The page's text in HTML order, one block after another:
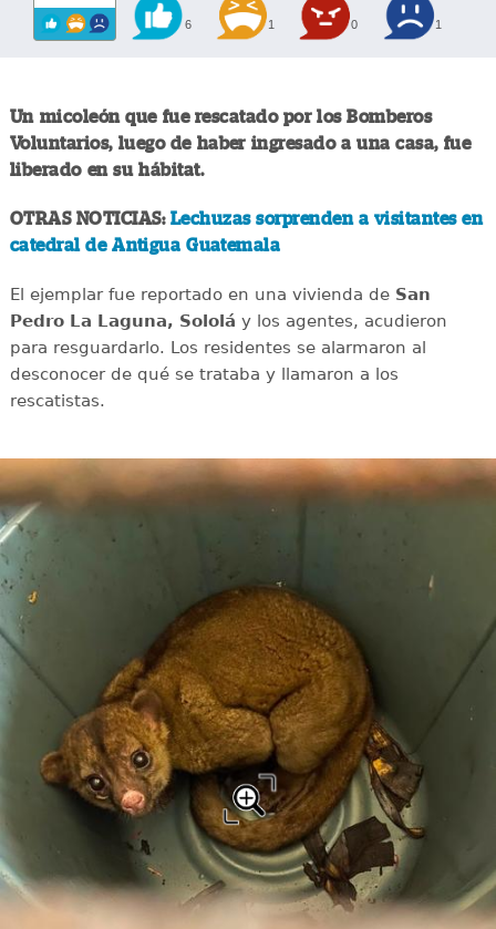
6 1 0 1
Un micoleón que fue rescatado por los Bomberos
Voluntarios, luego de haber ingresado a una casa, fue
liberado en su hábitat.
OTRAS NOTICIAS: Lechuzas sorprenden a visitantes en
catedral de Antigua Guatemala
El ejemplar fue reportado en una vivienda deSan
Pedro La Laguna, Sololá y los agentes, acudieron
para resguardarlo. Los residentes se alarmaron al
desconocer de qué se trataba y llamaron a los
rescatistas.